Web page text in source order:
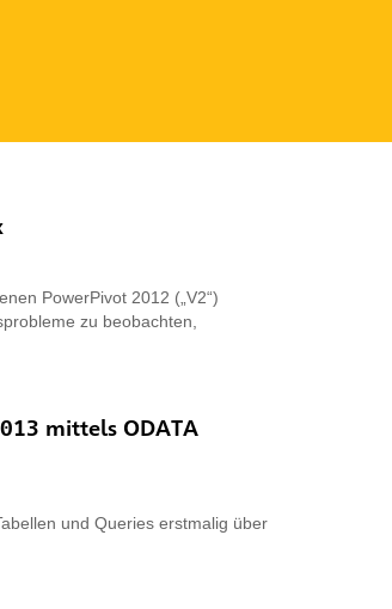
PowerPivot 2012 („V2“)
zu beobachten,
mittels ODATA
und Queries erstmalig über